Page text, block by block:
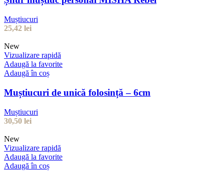
Muștiucuri
25,42 lei
New
Vizualizare rapidă
Adaugă la favorite
Adaugă în coș
Muștiucuri de unică folosință – 6cm
Muștiucuri
30,50 lei
New
Vizualizare rapidă
Adaugă la favorite
Adaugă în coș